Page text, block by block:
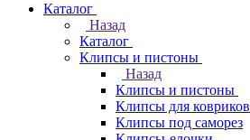
Каталог
Назад
Каталог
Клипсы и пистоны
Назад
Клипсы и пистоны
Клипсы для ковриков
Клипсы под саморез